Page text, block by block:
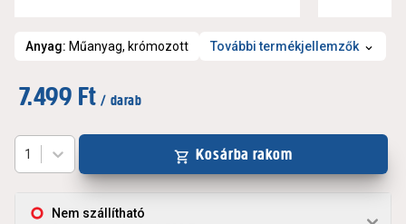
Anyag: Műanyag, krómozott További termékjellemzők
7.499 Ft / darab
Nem szállítható
1 Kosárba rakom